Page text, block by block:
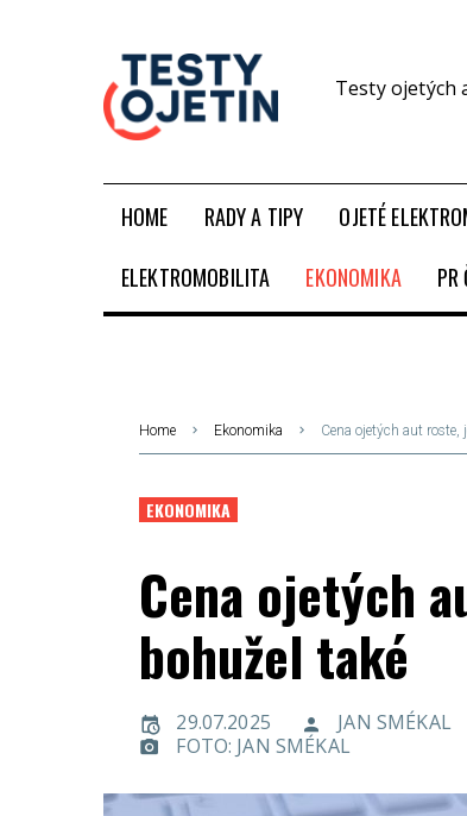
Testy ojetých
HOME RADY A TIPY OJETÉ
ELEKTROMOBILITA
EKONOMIKA PR
Home Ekonomika Cena ojetých aut
EKONOMIKA
Cena ojetých
bohužel také
29.07.2025 JAN SMÉKAL
FOTO: JAN SMÉKAL